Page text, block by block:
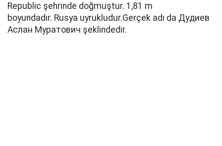
Republic şehrinde doğmuştur. 1,81 m
boyundadır. Rusya uyrukludur.Gerçek adı da Дудиев
Аслан Муратович şeklindedir.